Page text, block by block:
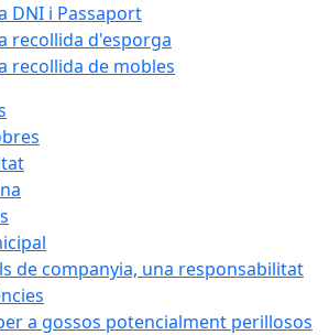
DNI i Passaport
recollida d'esporga
recollida de mobles
de companyia, una responsabilitat
a gossos potencialment perillosos